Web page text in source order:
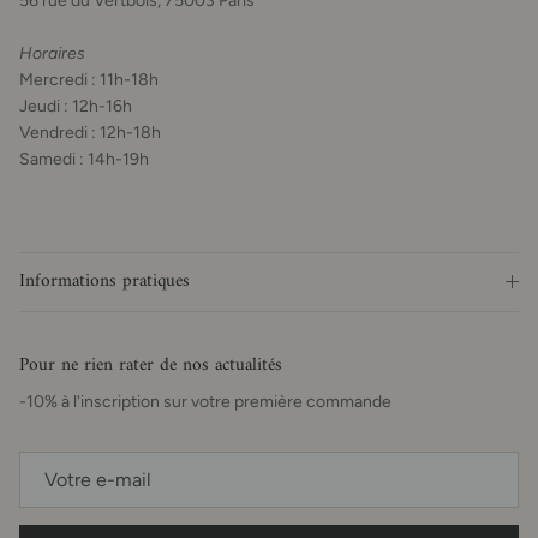
Horaires
Mercredi : 11h-18h
Jeudi : 12h-16h
Vendredi : 12h-18h
Samedi : 14h-19h
Informations pratiques
Pour ne rien rater de nos actualités
-10% à l'inscription sur votre première commande